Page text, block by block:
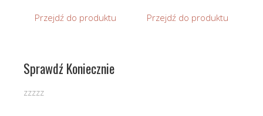
Przejdź do produktu Przejdź do produktu
Sprawdź Koniecznie
zzzzz